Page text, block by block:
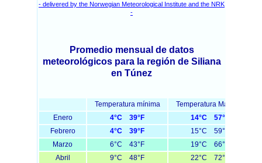
- delivered by the Norwegian Meteorological Institute and the NRK
-
Promedio mensual de datos
meteorológicos para la región de Siliana
en Túnez
Temperatura mínima Temperatura Máxima
Enero
4°C 39°F
14°C 57°F
Febrero
4°C 39°F
15°C 59°F
Marzo
6°C 43°F
19°C 66°F
Abril
9°C 48°F
22°C 72°F